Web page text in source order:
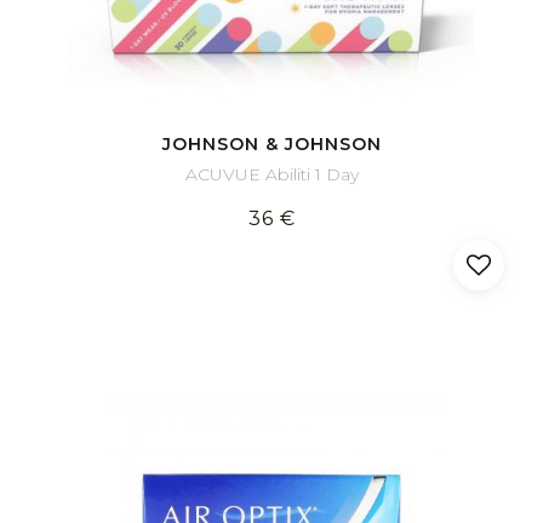
JOHNSON & JOHNSON
ACUVUE Abiliti 1 Day
36 €